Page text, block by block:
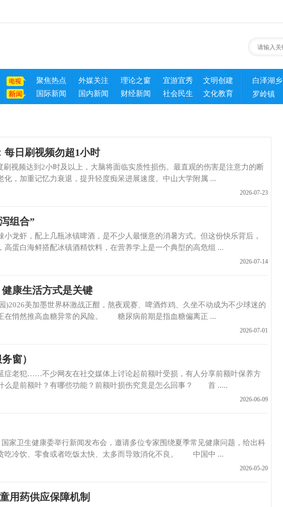
聚焦热点 外媒关注 理论之窗 宜游宜秀
文明创建
国际新闻
国内新闻 财经新闻 社会民生 文化教育
白泽湖乡
罗岭镇
每日刷视频勿超1小时
达到2小时及以上，大脑将面临实质性损伤。最直观的伤害是注意力的断
化，加重记忆力衰退，提升轻度痴呆进展速度。中山大学附属 ...
2026-07-23
组合”
，配上几瓶冰镇啤酒，是不少人最惬意的消暑方式。但这份快乐背后，
蛋白海鲜搭配冰镇酒精饮料，在营养学上是一个典型的高危组 ...
2026-07-14
康生活方式是关键
美加墨世界杯激战正酣，熬夜观赛、啤酒炸鸡、久坐不动成为不少球迷的
在悄然推高血糖异常的风险。 糖尿病前期是指血糖偏离正 ...
2026-07-01
窗）
犯……不少网友在社交媒体上讨论起前额叶受损，有人分享前额叶保养方
么是前额叶？有哪些功能？前额叶损伤究竟是怎么回事？ 首 .....
2026-06-09
生健康委举行新闻发布会，邀请多位专家围绕夏季常见健康问题，给出科
冷饮、零食或者吃饭太快、太多而导致消化不良。 中国中 ...
2026-05-20
用药供应保障机制